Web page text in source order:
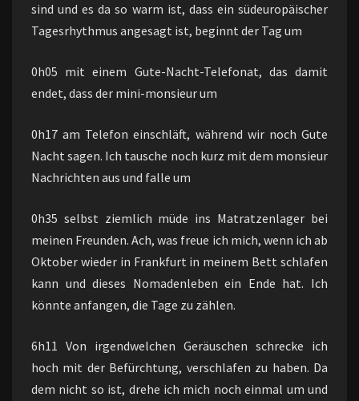
sind und es da so warm ist, dass ein südeuropäischer
Tagesrhythmus angesagt ist, beginnt der Tag um
0h05 mit einem Gute-Nacht-Telefonat, das damit
endet, dass der mini-monsieur um
0h17 am Telefon einschläft, während wir noch Gute
Nacht sagen. Ich tausche noch kurz mit dem monsieur
Nachrichten aus und falle um
0h35 selbst ziemlich müde ins Matratzenlager bei
meinen Freunden. Ach, was freue ich mich, wenn ich ab
Oktober wieder in Frankfurt in meinem Bett schlafen
kann und dieses Nomadenleben ein Ende hat. Ich
könnte anfangen, die Tage zu zählen.
6h11 Von irgendwelchen Geräuschen schrecke ich
hoch mit der Befürchtung, verschlafen zu haben. Da
dem nicht so ist, drehe ich mich noch einmal um und